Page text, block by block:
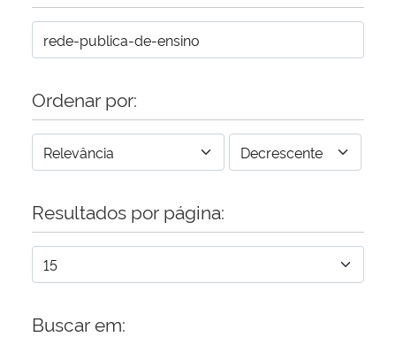
Ordenar por:
Resultados por página:
Buscar em: